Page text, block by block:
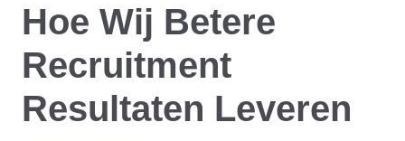
Hoe Wij Betere
Recruitment
Resultaten Leveren